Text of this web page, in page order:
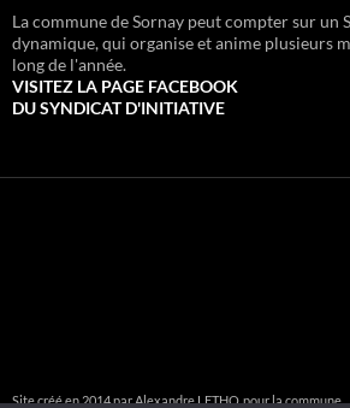
La commune de Sornay peut compter sur un
dynamique, qui organise et anime plusieurs
long de l'année.
VISITEZ LA PAGE FACEBOOK
DU SYNDICAT D'INITIATIVE
Site créé en 2014 par Alexandre LETHO pour la commune